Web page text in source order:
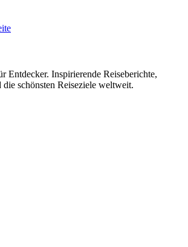
Entdecker. Inspirierende Reiseberichte,
schönsten Reiseziele weltweit.